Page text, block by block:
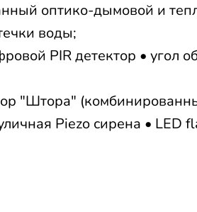
оптико-дымовой и
воды;
PIR детектор • угол
"Штора"
Piezo сирена • LED